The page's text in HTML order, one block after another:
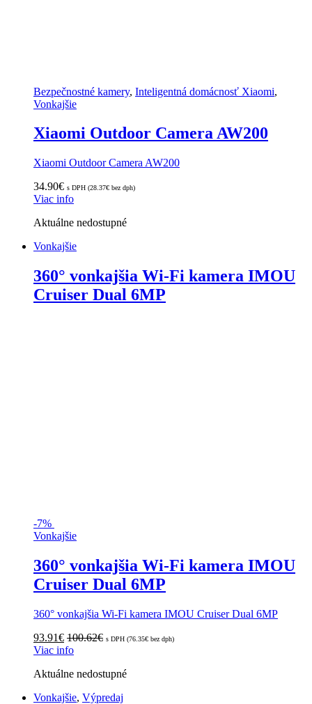
Bezpečnostné kamery, Inteligentná domácnosť Xiaomi,
Vonkajšie
Xiaomi Outdoor Camera AW200
Xiaomi Outdoor Camera AW200
34.90€ s DPH (28.37€ bez dph)
Viac info
Aktuálne nedostupné
Vonkajšie
360° vonkajšia Wi-Fi kamera IMOU
Cruiser Dual 6MP
-7%
Vonkajšie
360° vonkajšia Wi-Fi kamera IMOU
Cruiser Dual 6MP
360° vonkajšia Wi-Fi kamera IMOU Cruiser Dual 6MP
93.91€ 100.62€ s DPH (76.35€ bez dph)
Viac info
Aktuálne nedostupné
Vonkajšie, Výpredaj